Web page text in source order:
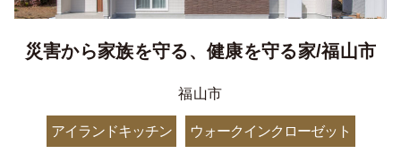
災害から家族を守る、健康を守る家/福山市
福山市
アイランドキッチン ウォークインクローゼット